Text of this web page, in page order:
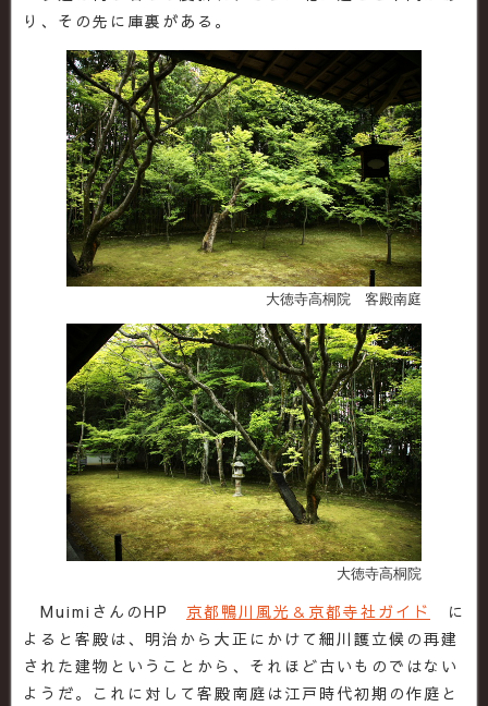
り、その先に庫裏がある。
大徳寺高桐院 客殿南庭
大徳寺高桐院
MuimiさんのHP 京都鴨川風光＆京都寺社ガイド
に
よると客殿は、明治から大正にかけて細川護立候の再建
された建物ということから、それほど古いものではない
ようだ。これに対して客殿南庭は江戸時代初期の作庭と